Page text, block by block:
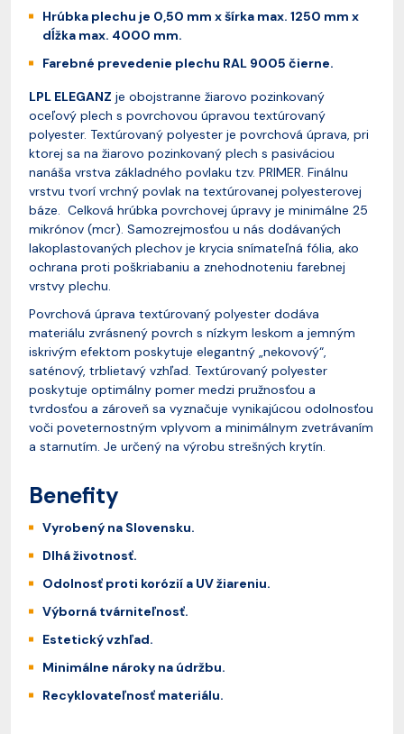
Hrúbka plechu je 0,50 mm x šírka max. 1250 mm x
dĺžka max. 4000 mm.
Farebné prevedenie plechu RAL 9005 čierne.
LPL ELEGANZ je obojstranne žiarovo pozinkovaný
oceľový plech s povrchovou úpravou textúrovaný
polyester. Textúrovaný polyester je povrchová úprava, pri
ktorej sa na žiarovo pozinkovaný plech s pasiváciou
nanáša vrstva základného povlaku tzv. PRIMER. Finálnu
vrstvu tvorí vrchný povlak na textúrovanej polyesterovej
báze. Celková hrúbka povrchovej úpravy je minimálne 25
mikrónov (mcr). Samozrejmosťou u nás dodávaných
lakoplastovaných plechov je krycia snímateľná fólia, ako
ochrana proti poškriabaniu a znehodnoteniu farebnej
vrstvy plechu.
Povrchová úprava textúrovaný polyester dodáva
materiálu zvrásnený povrch s nízkym leskom a jemným
iskrivým efektom poskytuje elegantný „nekovový“,
saténový, trblietavý vzhľad. Textúrovaný polyester
poskytuje optimálny pomer medzi pružnosťou a
tvrdosťou a zároveň sa vyznačuje vynikajúcou odolnosťou
voči poveternostným vplyvom a minimálnym zvetrávaním
a starnutím. Je určený na výrobu strešných krytín.
Benefity
Vyrobený na Slovensku.
Dlhá životnosť.
Odolnosť proti korózií a UV žiareniu.
Výborná tvárniteľnosť.
Estetický vzhľad.
Minimálne nároky na údržbu.
Recyklovateľnosť materiálu.